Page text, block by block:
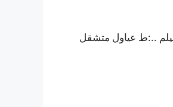
..:ط عياول متشقل